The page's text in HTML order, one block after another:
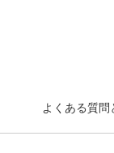
よくある質問